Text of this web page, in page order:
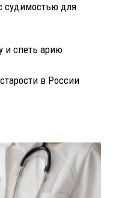
судимостью для
и спеть арию
в России